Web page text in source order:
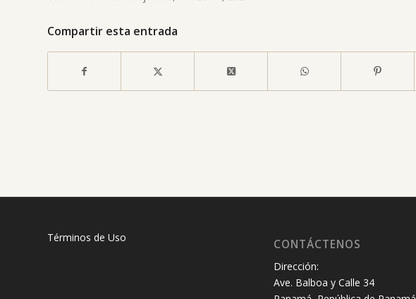
Compartir esta entrada
Términos de Uso CONTÁCTENOS
Dirección:
Ave. Balboa y Calle 34